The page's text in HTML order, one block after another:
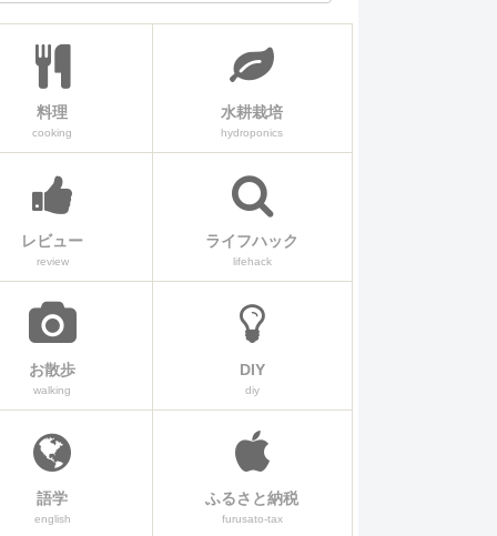
料理
cooking
水耕栽培
hydroponics
レビュー
review
ライフハック
lifehack
お散歩
walking
DIY
diy
語学
english
ふるさと納税
furusato-tax